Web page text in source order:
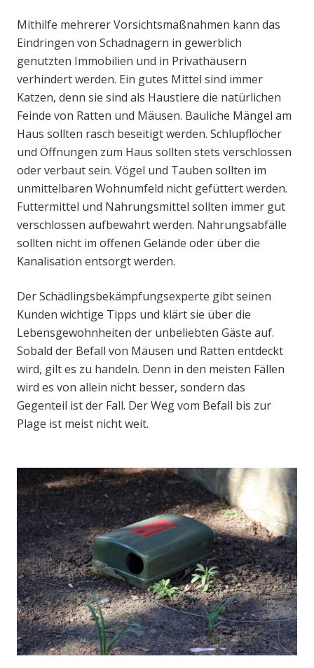
Mithilfe mehrerer Vorsichtsmaßnahmen kann das
Eindringen von Schadnagern in gewerblich
genutzten Immobilien und in Privathäusern
verhindert werden. Ein gutes Mittel sind immer
Katzen, denn sie sind als Haustiere die natürlichen
Feinde von Ratten und Mäusen. Bauliche Mängel am
Haus sollten rasch beseitigt werden. Schlupflöcher
und Öffnungen zum Haus sollten stets verschlossen
oder verbaut sein. Vögel und Tauben sollten im
unmittelbaren Wohnumfeld nicht gefüttert werden.
Futtermittel und Nahrungsmittel sollten immer gut
verschlossen aufbewahrt werden. Nahrungsabfälle
sollten nicht im offenen Gelände oder über die
Kanalisation entsorgt werden.
Der Schädlingsbekämpfungsexperte gibt seinen
Kunden wichtige Tipps und klärt sie über die
Lebensgewohnheiten der unbeliebten Gäste auf.
Sobald der Befall von Mäusen und Ratten entdeckt
wird, gilt es zu handeln. Denn in den meisten Fällen
wird es von allein nicht besser, sondern das
Gegenteil ist der Fall. Der Weg vom Befall bis zur
Plage ist meist nicht weit.